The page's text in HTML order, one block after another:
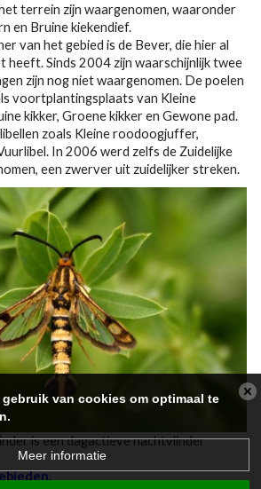
terrein zijn waargenomen, waaronder
en Bruine kiekendief.
van het gebied is de Bever, die hier al
heeft. Sinds 2004 zijn waarschijnlijk twee
zijn nog niet waargenomen. De poelen
voortplantingsplaats van Kleine
kikker, Groene kikker en Gewone pad.
zoals Kleine roodoogjuffer,
In 2006 werd zelfs de Zuidelijke
een zwerver uit zuidelijker streken.
is een dagactieve nachtvlinder
gebruik van cookies om optimaal te
Meer informatie